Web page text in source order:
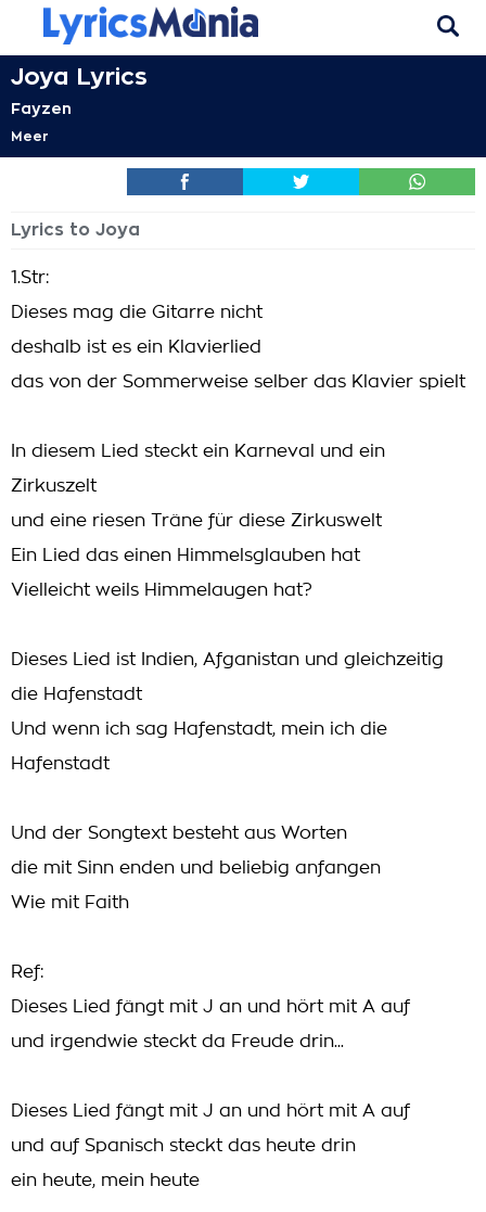
Joya Lyrics
Fayzen
Meer
Lyrics to Joya
1.Str:
Dieses mag die Gitarre nicht
deshalb ist es ein Klavierlied
das von der Sommerweise selber das Klavier spielt
In diesem Lied steckt ein Karneval und ein
Zirkuszelt
und eine riesen Träne für diese Zirkuswelt
Ein Lied das einen Himmelsglauben hat
Vielleicht weils Himmelaugen hat?
Dieses Lied ist Indien, Afganistan und gleichzeitig
die Hafenstadt
Und wenn ich sag Hafenstadt, mein ich die
Hafenstadt
Und der Songtext besteht aus Worten
die mit Sinn enden und beliebig anfangen
Wie mit Faith
Ref:
Dieses Lied fängt mit J an und hört mit A auf
und irgendwie steckt da Freude drin...
Dieses Lied fängt mit J an und hört mit A auf
und auf Spanisch steckt das heute drin
ein heute, mein heute